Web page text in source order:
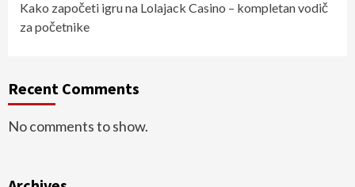
Kako započeti igru na Lolajack Casino – kompletan vodič
za početnike
Recent Comments
No comments to show.